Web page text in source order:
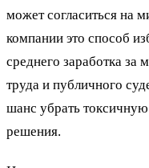
может согласиться на
компании это способ
среднего заработка за
труда и публичного
шанс убрать
решения.